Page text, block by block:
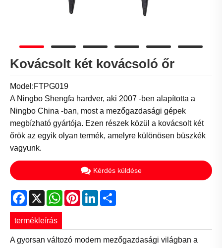
Kovácsolt két kovácsoló őr
Model:FTPG019
A Ningbo Shengfa hardver, aki 2007 -ben alapította a
Ningbo China -ban, most a mezőgazdasági gépek
megbízható gyártója. Ezen részek közül a kovácsolt két
őrök az egyik olyan termék, amelyre különösen büszkék
vagyunk.
Kérdés küldése
Facebook
X WhatsApp
PinterestLinkedIn
termékleírás
A gyorsan változó modern mezőgazdasági világban a